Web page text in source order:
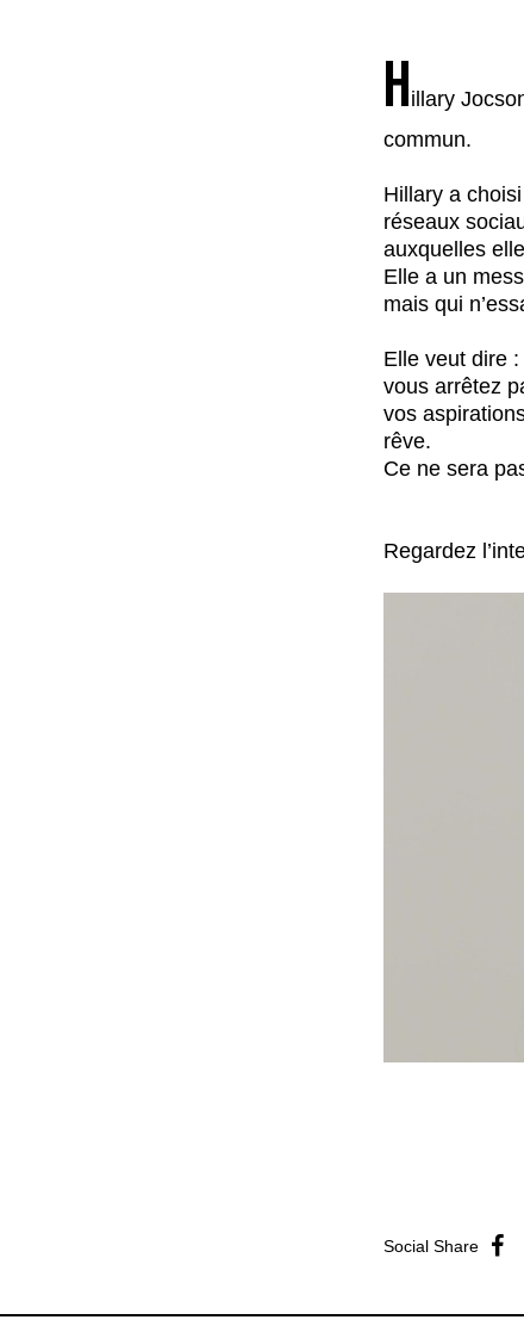
Hillary
commun.
Hillary a
réseaux
auxquelles
Elle a un
mais qui
Elle veut dire
vous arrêtez
vos
rêve.
Ce ne sera
Regardez
Social Share